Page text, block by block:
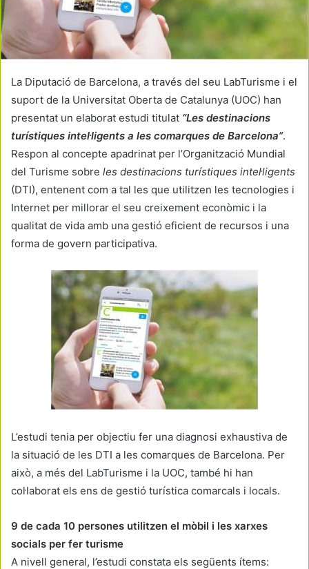
La Diputació de Barcelona, a través del seu LabTurisme i el
suport de la Universitat Oberta de Catalunya (UOC) han
presentat un elaborat estudi titulat “Les destinacions
turístiques intel·ligents a les comarques de Barcelona”.
Respon al concepte apadrinat per l’Organització Mundial
del Turisme sobre les destinacions turístiques intel·ligents
(DTI), entenent com a tal les que utilitzen les tecnologies i
Internet per millorar el seu creixement econòmic i la
qualitat de vida amb una gestió eficient de recursos i una
forma de govern participativa.
L’estudi tenia per objectiu fer una diagnosi exhaustiva de
la situació de les DTI a les comarques de Barcelona. Per
això, a més del LabTurisme i la UOC, també hi han
col·laborat els ens de gestió turística comarcals i locals.
9 de cada 10 persones utilitzen el mòbil i les xarxes
socials per fer turisme
A nivell general, l’estudi constata els següents ítems: